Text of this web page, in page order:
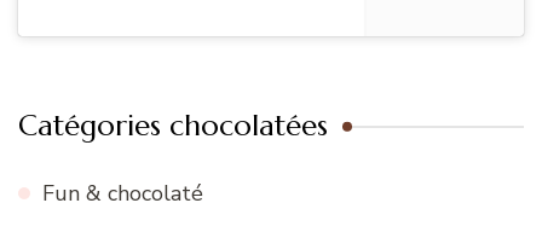
Catégories chocolatées
Fun & chocolaté